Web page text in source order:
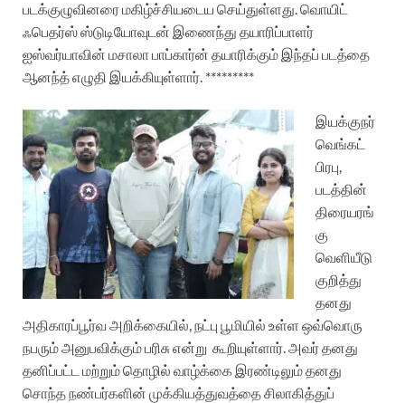
படக்குழுவினரை மகிழ்ச்சியடைய செய்துள்ளது.வொயிட்
ஃபெதர்ஸ் ஸ்டுடியோவுடன் இணைந்து தயாரிப்பாளர்
ஐஸ்வர்யாவின் மசாலா பாப்கார்ன் தயாரிக்கும் இந்தப் படத்தை
ஆனந்த் எழுதி இயக்கியுள்ளார். *********
இயக்குநர்
வெங்கட்
பிரபு,
படத்தின்
திரையரங்
கு
வெளியீடு
குறித்து
தனது
அதிகாரப்பூர்வ அறிக்கையில், நட்பு பூமியில் உள்ள ஒவ்வொரு
நபரும் அனுபவிக்கும் பரிசு என்று கூறியுள்ளார். அவர் தனது
தனிப்பட்ட மற்றும் தொழில் வாழ்க்கை இரண்டிலும் தனது
சொந்த நண்பர்களின் முக்கியத்துவத்தை சிலாகித்துப்